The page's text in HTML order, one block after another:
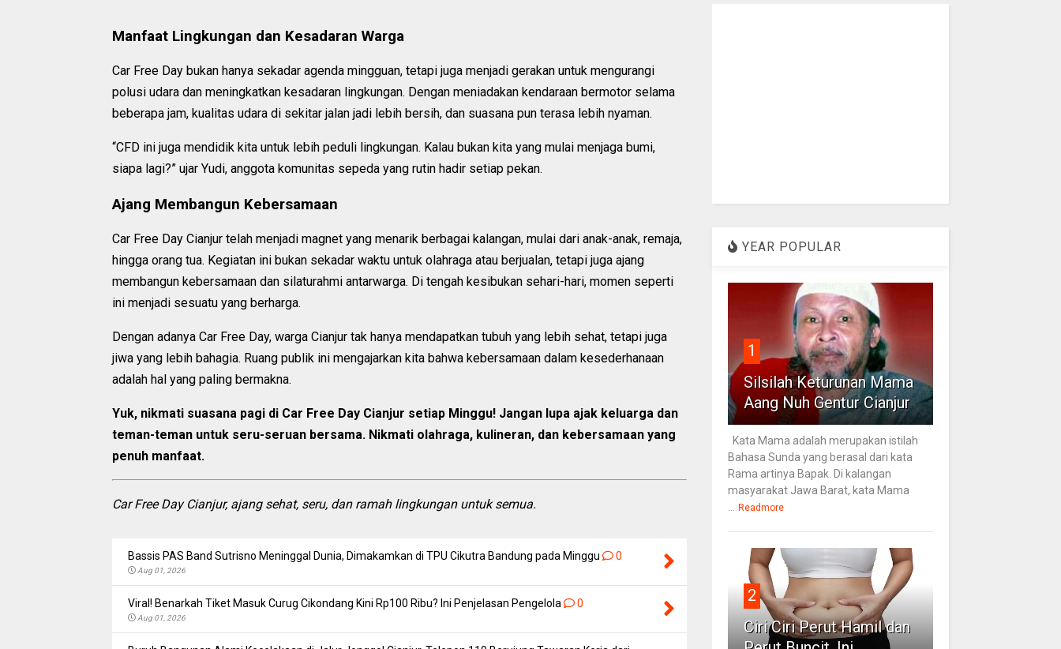
Manfaat Lingkungan dan Kesadaran Warga
Car Free Day bukan hanya sekadar agenda mingguan, tetapi juga menjadi gerakan untuk mengurangi
polusi udara dan meningkatkan kesadaran lingkungan. Dengan meniadakan kendaraan bermotor selama
beberapa jam, kualitas udara di sekitar jalan jadi lebih bersih, dan suasana pun terasa lebih nyaman.
“CFD ini juga mendidik kita untuk lebih peduli lingkungan. Kalau bukan kita yang mulai menjaga bumi,
siapa lagi?” ujar Yudi, anggota komunitas sepeda yang rutin hadir setiap pekan.
Ajang Membangun Kebersamaan
Car Free Day Cianjur telah menjadi magnet yang menarik berbagai kalangan, mulai dari anak-anak, remaja,
hingga orang tua. Kegiatan ini bukan sekadar waktu untuk olahraga atau berjualan, tetapi juga ajang
membangun kebersamaan dan silaturahmi antarwarga. Di tengah kesibukan sehari-hari, momen seperti
ini menjadi sesuatu yang berharga.
Dengan adanya Car Free Day, warga Cianjur tak hanya mendapatkan tubuh yang lebih sehat, tetapi juga
jiwa yang lebih bahagia. Ruang publik ini mengajarkan kita bahwa kebersamaan dalam kesederhanaan
adalah hal yang paling bermakna.
Yuk, nikmati suasana pagi di Car Free Day Cianjur setiap Minggu! Jangan lupa ajak keluarga dan
teman-teman untuk seru-seruan bersama. Nikmati olahraga, kulineran, dan kebersamaan yang
penuh manfaat.
Car Free Day Cianjur, ajang sehat, seru, dan ramah lingkungan untuk semua.
Bassis PAS Band Sutrisno Meninggal Dunia, Dimakamkan di TPU Cikutra Bandung pada Minggu 0
Aug 01, 2026
Viral! Benarkah Tiket Masuk Curug Cikondang Kini Rp100 Ribu? Ini Penjelasan Pengelola 0
Aug 01, 2026
YEAR POPULAR
1
Silsilah Keturunan Mama
Aang Nuh Gentur Cianjur
Kata Mama adalah merupakan istilah
Bahasa Sunda yang berasal dari kata
Rama artinya Bapak. Di kalangan
masyarakat Jawa Barat, kata Mama
... Readmore
2
Ciri Ciri Perut Hamil dan